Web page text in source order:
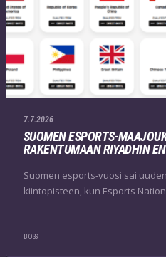
7.7.2026
SUOMEN ESPORTS-
RAKENTUMAAN RIYADHIN
Suomen esports-vuosi sai
kiintopisteen, kun Esports
BOSS